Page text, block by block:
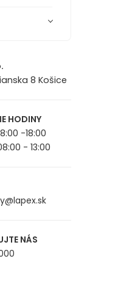
8 Košice
HODINY
-18:00
- 13:00
NÁS